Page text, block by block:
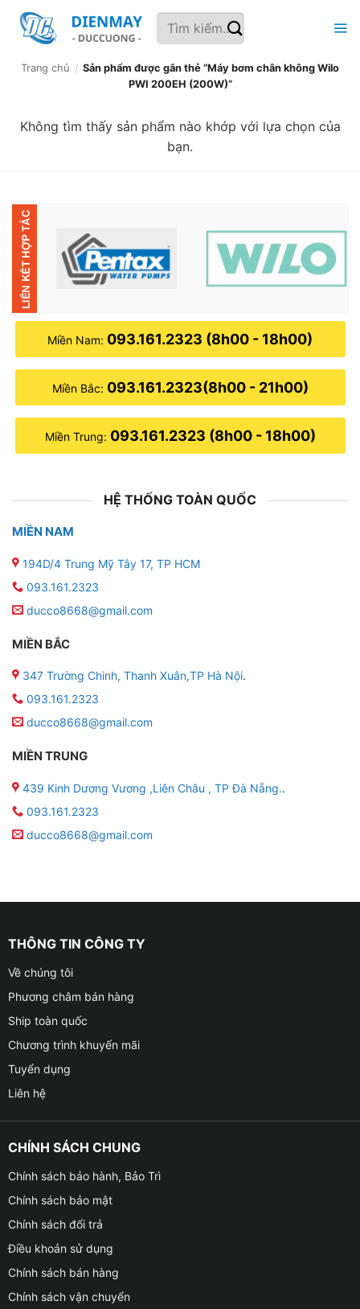
qua
dung
Tìm
kiếm:
Trang chủ / Sản phẩm được gắn thẻ “Máy bơm chân không Wilo
PWI 200EH (200W)”
Không tìm thấy sản phẩm nào khớp với lựa chọn của
bạn.
Miền Nam: 093.161.2323 (8h00 - 18h00)
Miền Bắc: 093.161.2323(8h00 - 21h00)
Miền Trung: 093.161.2323 (8h00 - 18h00)
HỆ THỐNG TOÀN QUỐC
MIỀN NAM
194D/4 Trung Mỹ Tây 17, TP HCM
093.161.2323
ducco8668@gmail.com
MIỀN BẮC
347 Trường Chinh, Thanh Xuân,TP Hà Nội.
093.161.2323
ducco8668@gmail.com
MIỀN TRUNG
439 Kinh Dương Vương ,Liên Châu , TP Đà Nẵng..
093.161.2323
ducco8668@gmail.com
THÔNG TIN CÔNG TY
Về chúng tôi
Phương châm bán hàng
Ship toàn quốc
Chương trình khuyến mãi
Tuyển dụng
Liên hệ
CHÍNH SÁCH CHUNG
Chính sách bảo hành, Bảo Trì
Chính sách bảo mật
Chính sách đổi trả
Điều khoản sử dụng
Chính sách bán hàng
Chính sách vận chuyển